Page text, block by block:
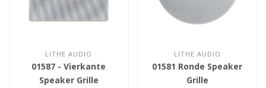
LITHE AUDIO
01587 - Vierkante
Speaker Grille
LITHE AUDIO
01581 Ronde Speaker
Grille